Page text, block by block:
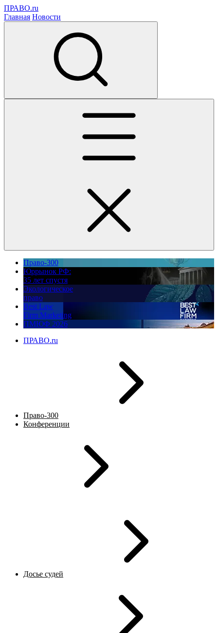
ПРАВО.ru
Главная Новости
Право-300
Юррынок РФ:
35 лет спустя
Экологическое
право
Best Law
Firm Marketing
ПМЮФ 2026
ПРАВО.ru
Право-300
Конференции
Досье судей